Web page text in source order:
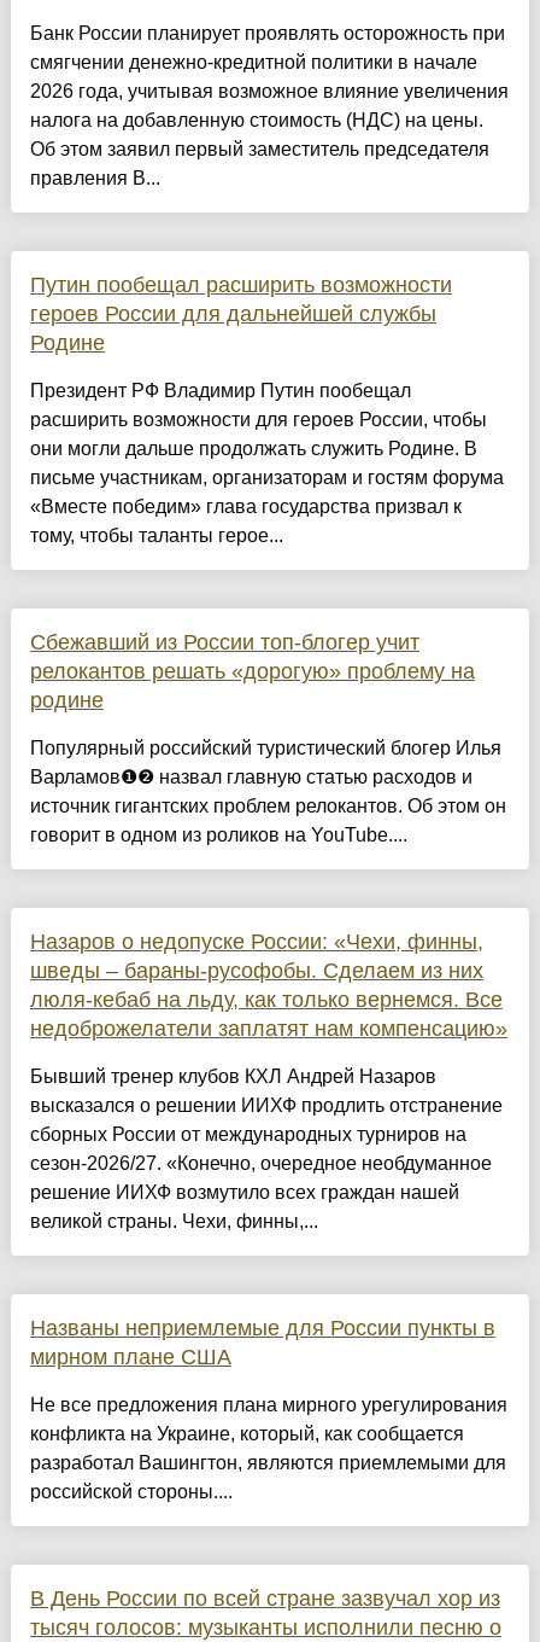
Банк России планирует проявлять осторожность при
смягчении денежно-кредитной политики в начале
2026 года, учитывая возможное влияние увеличения
налога на добавленную стоимость (НДС) на цены.
Об этом заявил первый заместитель председателя
правления В...
Путин пообещал расширить возможности
героев России для дальнейшей службы
Родине
Президент РФ Владимир Путин пообещал
расширить возможности для героев России, чтобы
они могли дальше продолжать служить Родине. В
письме участникам, организаторам и гостям форума
«Вместе победим» глава государства призвал к
тому, чтобы таланты герое...
Сбежавший из России топ-блогер учит
релокантов решать «дорогую» проблему на
родине
Популярный российский туристический блогер Илья
Варламов❶❷ назвал главную статью расходов и
источник гигантских проблем релокантов. Об этом он
говорит в одном из роликов на YouTube....
Назаров о недопуске России: «Чехи, финны,
шведы – бараны-русофобы. Сделаем из них
люля-кебаб на льду, как только вернемся. Все
недоброжелатели заплатят нам компенсацию»
Бывший тренер клубов КХЛ Андрей Назаров
высказался о решении ИИХФ продлить отстранение
сборных России от международных турниров на
сезон-2026/27. «Конечно, очередное необдуманное
решение ИИХФ возмутило всех граждан нашей
великой страны. Чехи, финны,...
Названы неприемлемые для России пункты в
мирном плане США
Не все предложения плана мирного урегулирования
конфликта на Украине, который, как сообщается
разработал Вашингтон, являются приемлемыми для
российской стороны....
В День России по всей стране зазвучал хор из
тысяч голосов: музыканты исполнили песню о